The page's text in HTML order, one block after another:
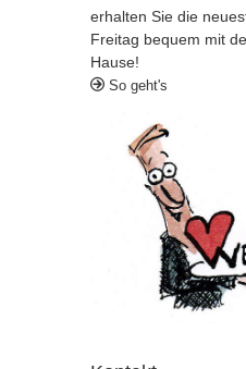
erhalten Sie die
Freitag bequem mit
Hause!
So geht's